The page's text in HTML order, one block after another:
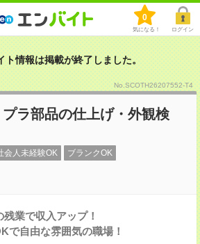
0
気になる！ ログイン
ト情報は掲載が終了しました。
No.SCOTH26207552-T4
プラ部品の仕上げ・外観検
会人未経験OK ブランクOK
業で収入アップ！
で自由な雰囲気の職場！